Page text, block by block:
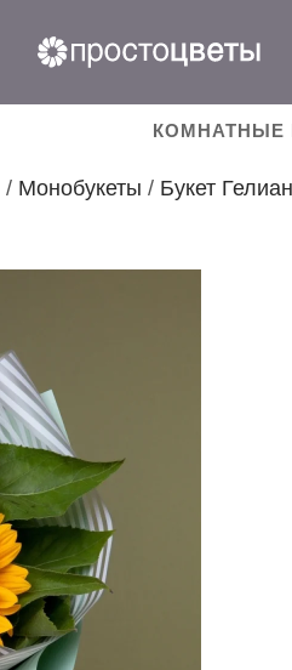
КОМНАТНЫЕ
/ Монобукеты / Букет